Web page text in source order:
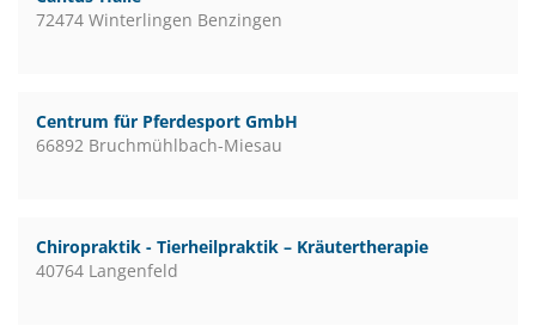
72474 Winterlingen Benzingen
Centrum für Pferdesport GmbH
66892 Bruchmühlbach-Miesau
Chiropraktik - Tierheilpraktik – Kräutertherapie
40764 Langenfeld